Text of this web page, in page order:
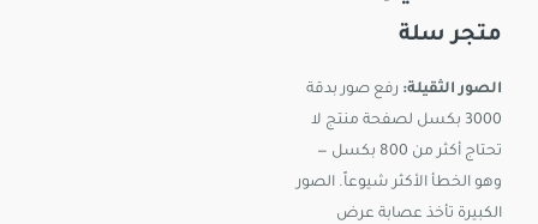
متجر سلة
الصور الثقيلة: رفع صور بدقة
3000 بكسل لصفحة منتج لا
تحتاج أكثر من 800 بكسل —
وهو الخطأ الأكثر شيوعاً. الصور
الكبيرة تأخذ عصابة عرض